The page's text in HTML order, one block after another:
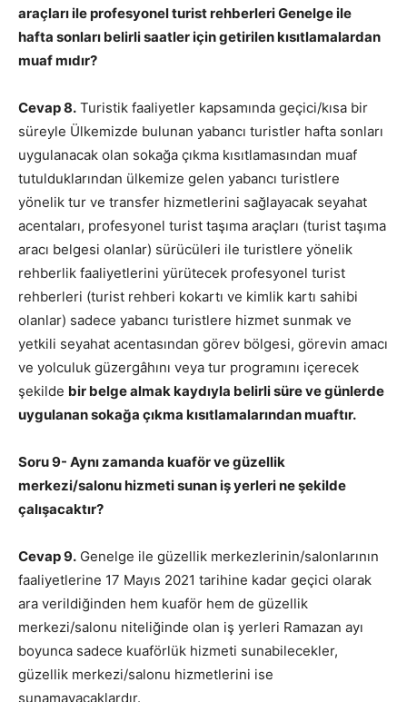
araçları ile profesyonel turist rehberleri Genelge ile
hafta sonları belirli saatler için getirilen kısıtlamalardan
muaf mıdır?
Cevap 8. Turistik faaliyetler kapsamında geçici/kısa bir
süreyle Ülkemizde bulunan yabancı turistler hafta sonları
uygulanacak olan sokağa çıkma kısıtlamasından muaf
tutulduklarından ülkemize gelen yabancı turistlere
yönelik tur ve transfer hizmetlerini sağlayacak seyahat
acentaları, profesyonel turist taşıma araçları (turist taşıma
aracı belgesi olanlar) sürücüleri ile turistlere yönelik
rehberlik faaliyetlerini yürütecek profesyonel turist
rehberleri (turist rehberi kokartı ve kimlik kartı sahibi
olanlar) sadece yabancı turistlere hizmet sunmak ve
yetkili seyahat acentasından görev bölgesi, görevin amacı
ve yolculuk güzergâhını veya tur programını içerecek
şekilde bir belge almak kaydıyla belirli süre ve günlerde
uygulanan sokağa çıkma kısıtlamalarından muaftır.
Soru 9- Aynı zamanda kuaför ve güzellik
merkezi/salonu hizmeti sunan iş yerleri ne şekilde
çalışacaktır?
Cevap 9. Genelge ile güzellik merkezlerinin/salonlarının
faaliyetlerine 17 Mayıs 2021 tarihine kadar geçici olarak
ara verildiğinden hem kuaför hem de güzellik
merkezi/salonu niteliğinde olan iş yerleri Ramazan ayı
boyunca sadece kuaförlük hizmeti sunabilecekler,
güzellik merkezi/salonu hizmetlerini ise
sunamayacaklardır.